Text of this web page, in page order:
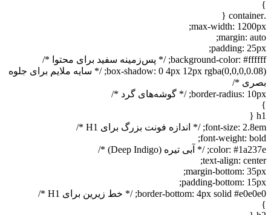
}
.container {
max-width: 1200px;
margin: auto;
padding: 25px;
background-color: #ffffff; /* پس‌زمینه سفید برای محتوا */
box-shadow: 0 4px 12px rgba(0,0,0,0.08); /* سایه ملایم برای جلوه
بصری */
border-radius: 10px; /* گوشه‌های گرد */
}
h1 {
font-size: 2.8em; /* اندازه فونت بزرگ برای H1 */
font-weight: bold;
color: #1a237e; /* آبی تیره (Deep Indigo) */
text-align: center;
margin-bottom: 35px;
padding-bottom: 15px;
border-bottom: 4px solid #e0e0e0; /* خط زیرین برای H1 */
}